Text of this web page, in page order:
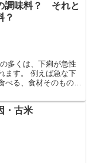
調味料？ それと
？
多くは、下痢が急性
ます。 例えば急な下
る、食材そのものに
・古米